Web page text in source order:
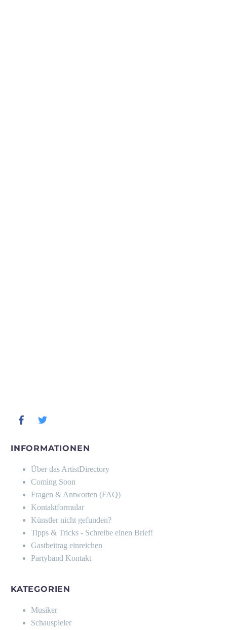
INFORMATIONEN
Über das ArtistDirectory
Coming Soon
Fragen & Antworten (FAQ)
Kontaktformular
Künstler nicht gefunden?
Tipps & Tricks - Schreibe einen Brief!
Gastbeitrag einreichen
Partyband Kontakt
KATEGORIEN
Musiker
Schauspieler